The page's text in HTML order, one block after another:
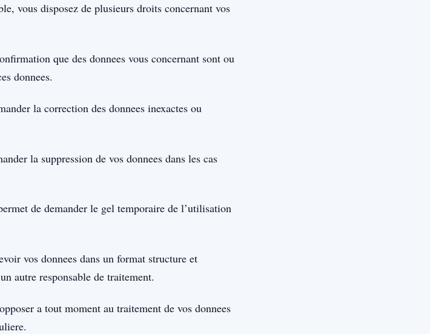
vous disposez de plusieurs droits concernant vos
que des donnees vous concernant sont ou
donnees.
la correction des donnees inexactes ou
la suppression de vos donnees dans les cas
de demander le gel temporaire de l’utilisation
vos donnees dans un format structure et
autre responsable de traitement.
a tout moment au traitement de vos donnees